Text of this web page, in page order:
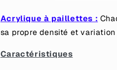
crever,
en
transparente
crever,
en
transparente
Acrylique à paillettes :
sa propre densité et
Caractéristiques